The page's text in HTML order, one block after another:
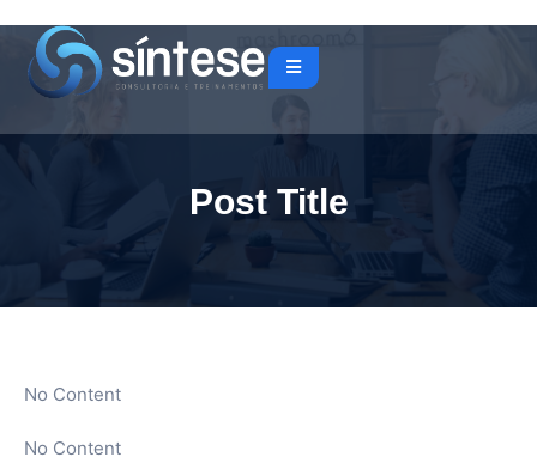
Post Title
No Content
No Content